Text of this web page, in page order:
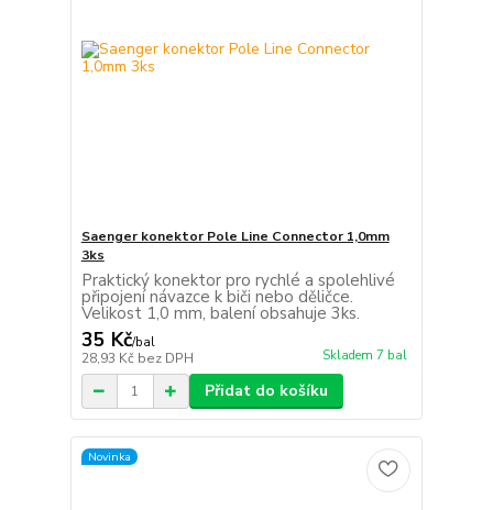
Saenger konektor Pole Line Connector 1,0mm
3ks
Praktický konektor pro rychlé a spolehlivé
připojení návazce k biči nebo děličce.
Velikost 1,0 mm, balení obsahuje 3ks.
35 Kč/bal
28,93 Kč bez DPH Skladem 7 bal
Přidat do košíku
Novinka